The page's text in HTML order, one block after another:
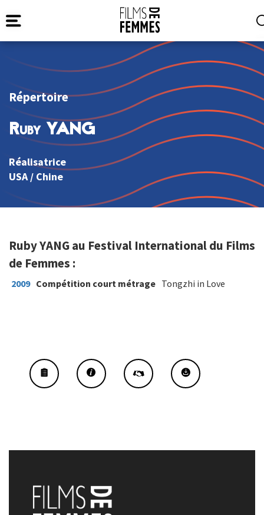
Répertoire
Ruby YANG
Réalisatrice
USA/ Chine
Ruby YANG au Festival International du Films
de Femmes :
2009 Compétition court métrage Tongzhi in Love